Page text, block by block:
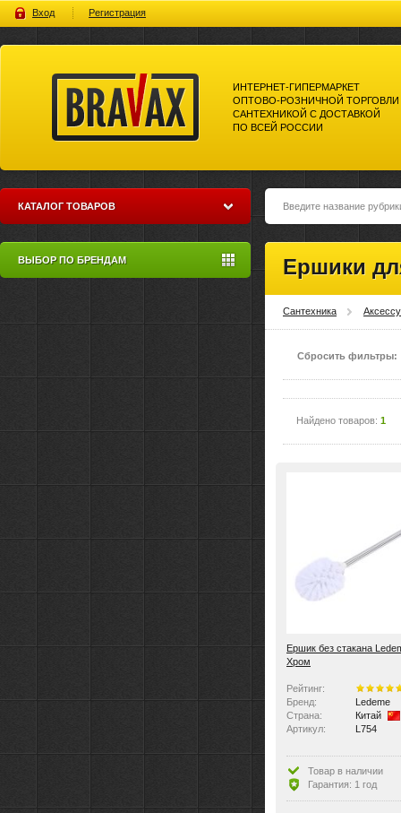
Вход Регистрация
всей россии
ИНТЕРНЕТ-ГИПЕРМАРКЕТ
ОПТОВО-РОЗНИЧНОЙ ТОРГОВЛИ
САНТЕХНИКОЙ С ДОСТАВКОЙ
ПО ВСЕЙ РОССИИ
КАТАЛОГ ТОВАРОВ
ВЫБОР ПО БРЕНДАМ Ершики
Сантехника
Сбросить фильтры:
Найдено товаров: 1
Ершик без стакана
Хром
Рейтинг:
Бренд:
Ledeme
Страна:
Китай
Артикул:
L754
Товар в наличии
Гарантия: 1 год